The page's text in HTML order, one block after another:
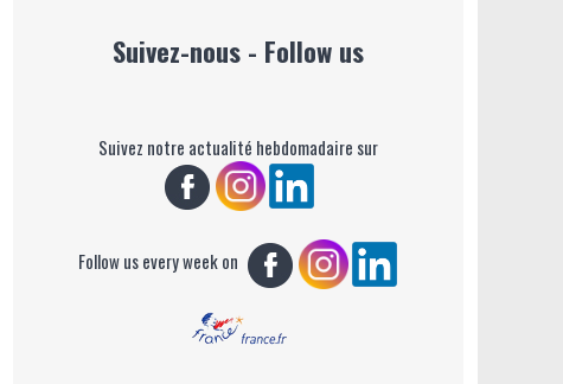
Suivez-nous - Follow us
Suivez notre actualité hebdomadaire sur
Follow us every week on